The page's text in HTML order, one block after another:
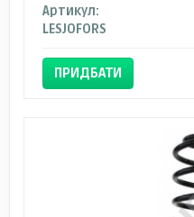
Артикул:
LESJOFORS
ПРИДБАТИ